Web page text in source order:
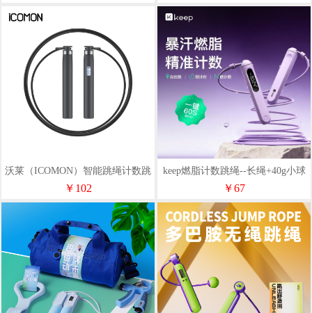
沃莱（ICOMON）智能跳绳计数跳
绳RS1949B
￥102
keep燃脂计数跳绳--长绳+40g小球
（紫色/黑色）
￥67